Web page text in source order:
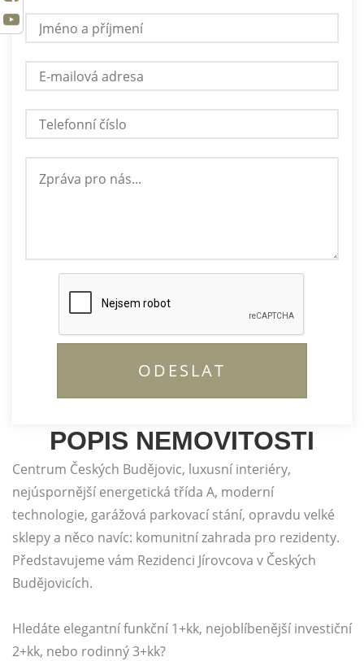
POPIS NEMOVITOSTI
Centrum Českých Budějovic, luxusní interiéry,
nejúspornější energetická třída A, moderní
technologie, garážová parkovací stání, opravdu velké
sklepy a něco navíc: komunitní zahrada pro rezidenty.
Představujeme vám Rezidenci Jírovcova v Českých
Budějovicích.
Hledáte elegantní funkční 1+kk, nejoblíbenější investiční
2+kk, nebo rodinný 3+kk?